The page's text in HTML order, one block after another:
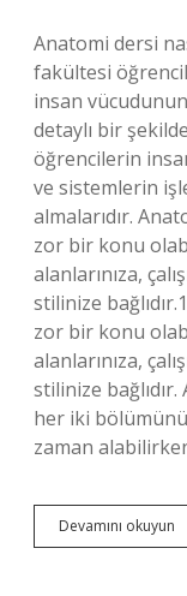
Anatomi dersi
fakültesi
insan
detaylı bir
öğrencilerin
ve sistemlerin
almalarıdır.
zor bir konu
alanlarınıza,
stilinize
zor bir konu
alanlarınıza,
stilinize
her iki
zaman
Devamını okuyun